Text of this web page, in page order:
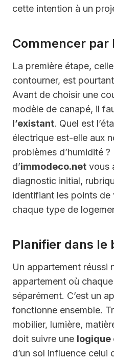
cette intention à un
Commencer par
La première étape,
contourner, est
Avant de choisir une
modèle de canapé, il
l’existant. Quel est
électrique est-elle aux
problèmes d’humidité
d’immodeco.net vous
diagnostic initial,
identifiant les points de
chaque type de
Planifier dans le
Un appartement réussi
appartement où
séparément. C’est un
fonctionne ensemble.
mobilier, lumière,
doit suivre une logique
d’un sol influence celui